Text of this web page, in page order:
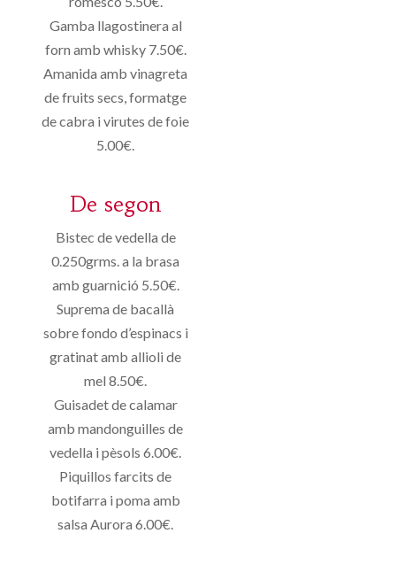
Gamba llagostinera al
forn amb whisky 7.50€.
Amanida amb vinagreta
de fruits secs, formatge
de cabra i virutes de foie
5.00€.
De segon
Bistec de vedella de
0.250grms. a la brasa
amb guarnició 5.50€.
Suprema de bacallà
sobre fondo d’espinacs i
gratinat amb allioli de
mel 8.50€.
Guisadet de calamar
amb mandonguilles de
vedella i pèsols 6.00€.
Piquillos farcits de
botifarra i poma amb
salsa Aurora 6.00€.